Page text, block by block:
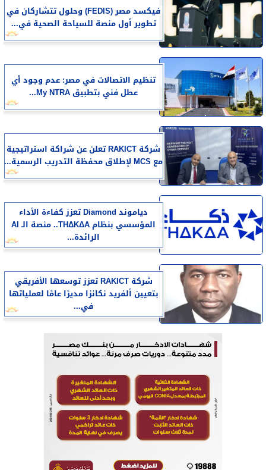
فيكسد مصر (FEDIS) وحلول تتشاركان في
تطوير أول منصة للسياحة الصحية في...
تنظيم الاتصالات في مصر: عدم وجود أي
عطل فني بتطبيق My NTRA...
شركة RAKICT تعلن عن شراكة استراتيجية
مع MCS لإطلاق محفظة التدريب الرسمية...
دياموند Diamond تعزز كفاءة الأداء
المؤسسي بنظام THΔKΔA.. منصة الـ AI
الرائدة...
شركة RAKICT تعزز توسعها الأفريقي
بتعيين ألفريد نكانزا مديرًا عامًا لعملياتها
في...